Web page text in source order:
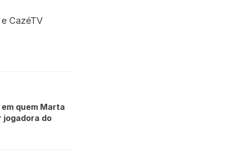
CazéTV
quem Marta
jogadora do